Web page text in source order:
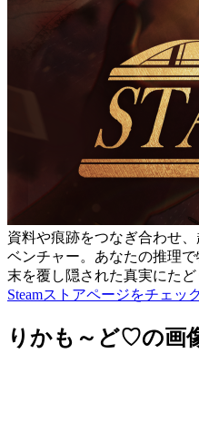
資料や痕跡をつなぎ合わせ
ベンチャー。あなたの推理
末を覆し隠された真実にたど
Steamストアページをチェッ
りかも～ど♡の画